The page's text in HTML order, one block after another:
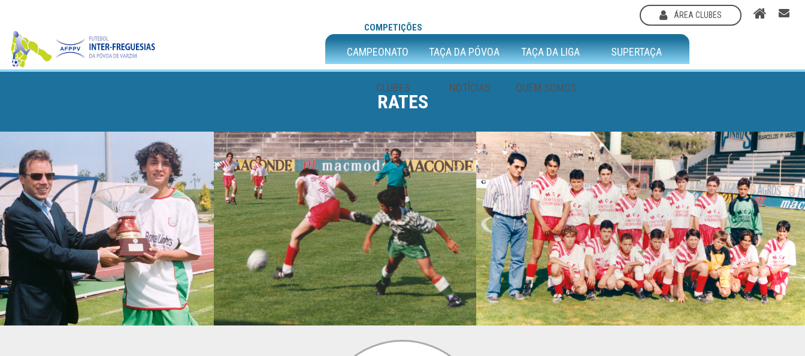
COMPETIÇÕES
CAMPEONATO TAÇA DA PÓVOA TAÇA DA LIGA SUPERTAÇA
CLUBES NOTÍCIAS QUEM SOMOS
ÁREA CLUBES
TAÇA
DA
PÓVOA
TAÇA
DA
LIGA
SUPERTAÇA
CLUBES
RATES